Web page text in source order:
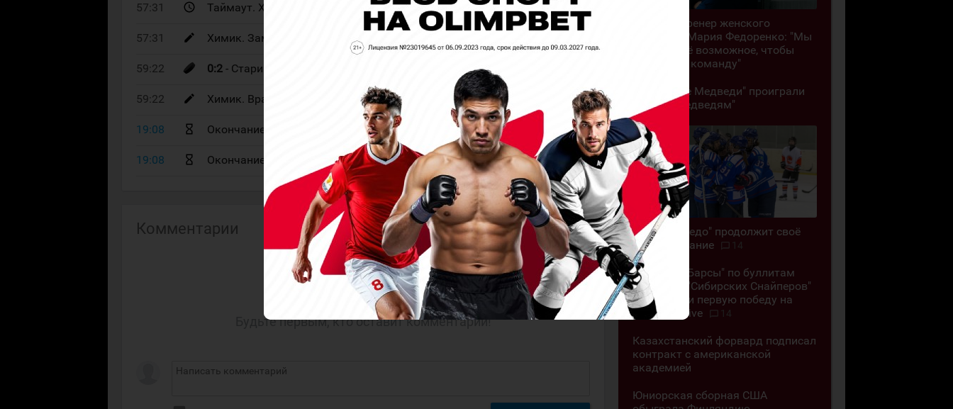
57:31 Таймаут. Химик
57:31 Химик. Замена вратаря на экстра-полевого игрока
59:22 0:2 - Стариков Лев. В равенстве В пустые ворота.
59:22 Химик. Вратарь в воротах
19:08 Окончание 3 периода
19:08 Окончание игры
Комментарии
Будьте первым, кто оставит комментарий!
Главный тренер женского
"Торпедо" Мария Федоренко: "Мы
делаем всё возможное, чтобы
сохранить команду"
"Кузнецкие Медведи" проиграли
"Белым Медведям"
ЖХК "Торпедо" продолжит своё
существование
14
"Снежные Барсы" по буллитам
обыграли "Сибирских Снайперов"
и одержали первую победу на
Кубке G-Drive
14
Казахстанский форвард подписал
контракт с американской
академией
Юниорская сборная США